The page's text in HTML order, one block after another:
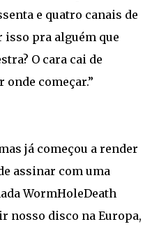
e quatro canais de
pra alguém que
O cara cai de
onde começar.”
já começou a render
assinar com uma
WormHoleDeath
nosso disco na Europa,